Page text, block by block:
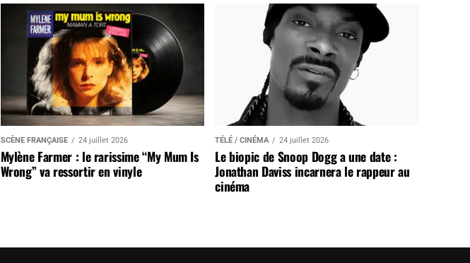
SCÈNE FRANÇAISE 24 juillet 2026
Mylène Farmer : le rarissime “My Mum Is
Wrong” va ressortir en vinyle
TÉLÉ / CINÉMA 24 juillet 2026
Le biopic de Snoop Dogg a une date :
Jonathan Daviss incarnera le rappeur au
cinéma